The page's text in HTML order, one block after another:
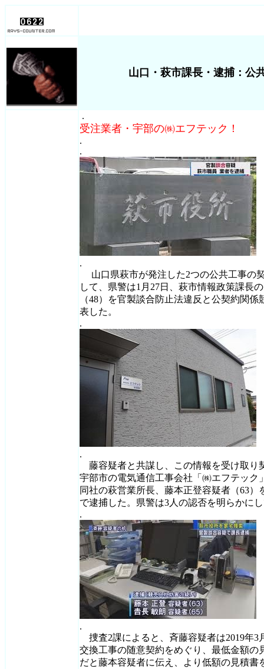
山口・萩市課長・逮捕：公
.
受注業者・宇部の㈱エフテック！
.
.
.
山口県萩市が発注した2つの公共工事の
して、県警は1月27日、萩市情報政策課長
（48）を官製談合防止法違反と公契約関
表した。
.
.
藤容疑者と共謀し、この情報を受け取り
宇部市の電気通信工事会社「㈱エフテック
同社の萩営業所長、藤本正登容疑者（63
で逮捕した。県警は3人の認否を明らかに
.
.
捜査2課によると、斉藤容疑者は2019年3
交換工事の随意契約をめぐり、最低金額の
だと藤本容疑者に伝え、より低額の見積書